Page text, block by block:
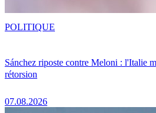
Sánchez riposte contre Meloni : l'Italie
rétorsion
07.08.2026
POLITIQUE